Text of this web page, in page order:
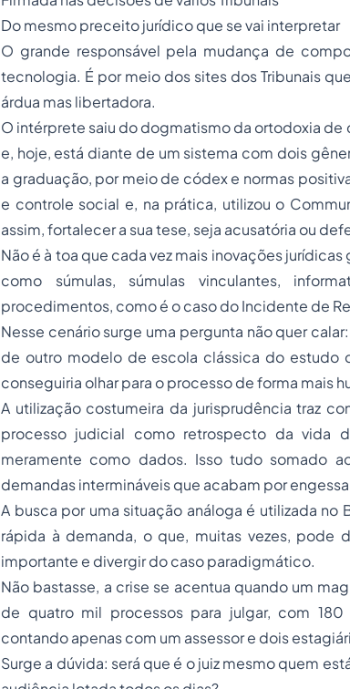
Do mesmo preceito jurídico que se vai interpretar
O grande responsável pela mudança de
tecnologia. É por meio dos sites dos Tribunais
árdua mas libertadora.
O intérprete saiu do dogmatismo da ortodoxia
e, hoje, está diante de um sistema com dois
a graduação, por meio de códex e normas
e controle social e, na prática, utilizou o
assim, fortalecer a sua tese, seja acusatória ou
Não é à toa que cada vez mais inovações
como súmulas, súmulas vinculantes,
procedimentos, como é o caso do Incidente de
Nesse cenário surge uma pergunta não quer
de outro modelo de escola clássica do estudo
conseguiria olhar para o processo de forma mais
A utilização costumeira da jurisprudência traz
processo judicial como retrospecto da vida
meramente como dados. Isso tudo somado
demandas intermináveis que acabam por
A busca por uma situação análoga é utilizada
rápida à demanda, o que, muitas vezes, pode
importante e divergir do caso paradigmático.
Não bastasse, a crise se acentua quando um
de quatro mil processos para julgar, com 180
contando apenas com um assessor e dois
Surge a dúvida: será que é o juiz mesmo quem